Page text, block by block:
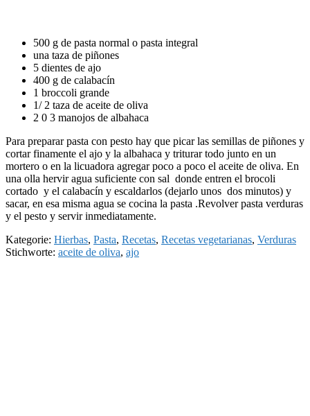
500 g de pasta normal o pasta integral
una taza de piñones
5 dientes de ajo
400 g de calabacín
1 broccoli grande
1/ 2 taza de aceite de oliva
2 0 3 manojos de albahaca
Para preparar pasta con pesto hay que picar las semillas de piñones y
cortar finamente el ajo y la albahaca y triturar todo junto en un
mortero o en la licuadora agregar poco a poco el aceite de oliva. En
una olla hervir agua suficiente con sal donde entren el brocoli
cortado y el calabacín y escaldarlos (dejarlo unos dos minutos) y
sacar, en esa misma agua se cocina la pasta .Revolver pasta verduras
y el pesto y servir inmediatamente.
Kategorie: Hierbas, Pasta, Recetas, Recetas vegetarianas, Verduras
Stichworte: aceite de oliva, ajo